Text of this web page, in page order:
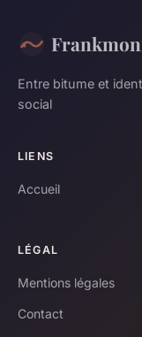
Entre bitume et
social
LIENS
Accueil
LÉGAL
Mentions légales
Contact